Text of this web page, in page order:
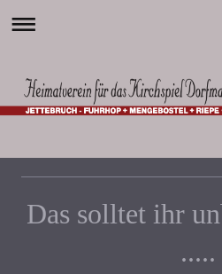
Das solltet ihr
.....